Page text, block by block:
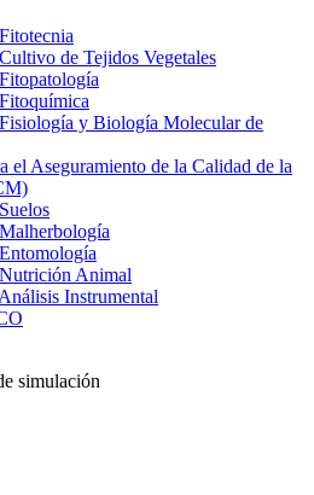
de Tejidos Vegetales
y Biología Molecular de
el Aseguramiento de la Calidad de la
Animal
Instrumental
simulación